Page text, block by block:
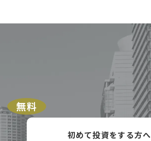
無料
初めて投資をする方へ